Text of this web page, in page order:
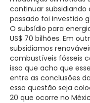
continuar subsidiando
passado foi investido
O subsídio para
US$ 70 bilhões. Em
subsidiamos
combustíveis fósseis
isso que acho que
entre as conclusões
essa questão seja
20 que ocorre no